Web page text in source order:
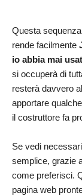
Questa
rende facilmente
io abbia mai
si occuperà di
resterà davvero
apportare
il costruttore fa
Se vedi
semplice, grazie
come preferisci.
pagina web